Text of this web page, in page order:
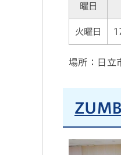
曜日
火曜日
場所：日立